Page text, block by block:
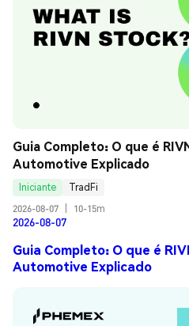
Guia Completo: O que é
Automotive Explicado
Iniciante
TradFi
2026-08-07
10-15m
2026-08-07
Guia Completo: O que é
Automotive Explicado